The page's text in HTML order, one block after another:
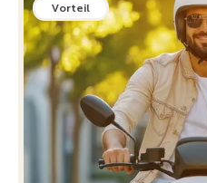
Vorteil